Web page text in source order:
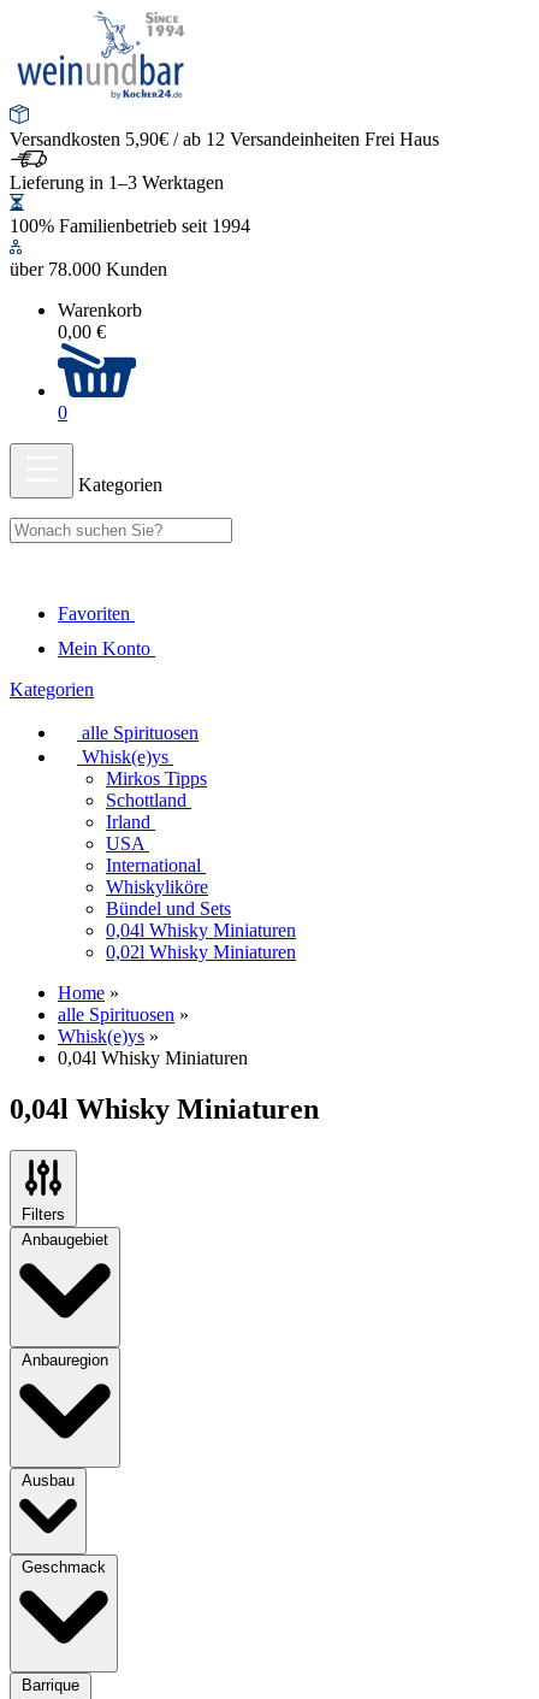
Versandkosten 5,90€ / ab 12 Versandeinheiten Frei Haus
Lieferung in 1–3 Werktagen
100% Familienbetrieb seit 1994
über 78.000 Kunden
Warenkorb
0,00 €
0
Kategorien
Favoriten
Mein Konto
Kategorien
alle Spirituosen
Whisk(e)ys
Mirkos Tipps
Schottland
Irland
USA
International
Whiskyliköre
Bündel und Sets
0,04l Whisky Miniaturen
0,02l Whisky Miniaturen
Home »
alle Spirituosen »
Whisk(e)ys »
0,04l Whisky Miniaturen
0,04l Whisky Miniaturen
Filters
Anbaugebiet
Anbauregion
Ausbau
Geschmack
Barrique